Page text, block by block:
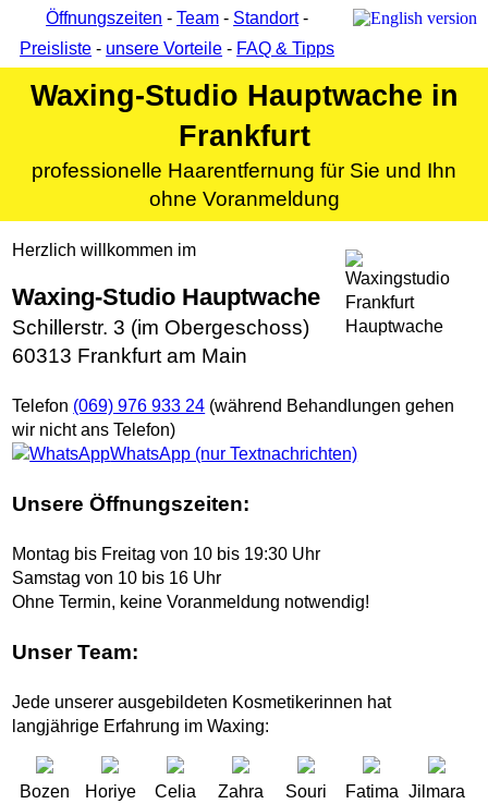
Öffnungszeiten -Team - Standort-
Preisliste - unsere Vorteile - FAQ & Tipps
Waxing-Studio Hauptwache in
Frankfurt
professionelle Haarentfernung für Sie und Ihn
ohne Voranmeldung
Herzlich willkommen im
Waxing-Studio Hauptwache
Schillerstr. 3 (im Obergeschoss)
60313 Frankfurt am Main
Telefon (069) 976 933 24 (während Behandlungen gehen
wir nicht ans Telefon)
WhatsApp (nur Textnachrichten)
Unsere Öffnungszeiten:
Montag bis Freitag von 10 bis 19:30 Uhr
Samstag von 10 bis 16 Uhr
Ohne Termin, keine Voranmeldung notwendig!
Unser Team:
Jede unserer ausgebildeten Kosmetikerinnen hat
langjährige Erfahrung im Waxing:
Bozen
Horiye Celia Zahra Souri Fatima Jilmara